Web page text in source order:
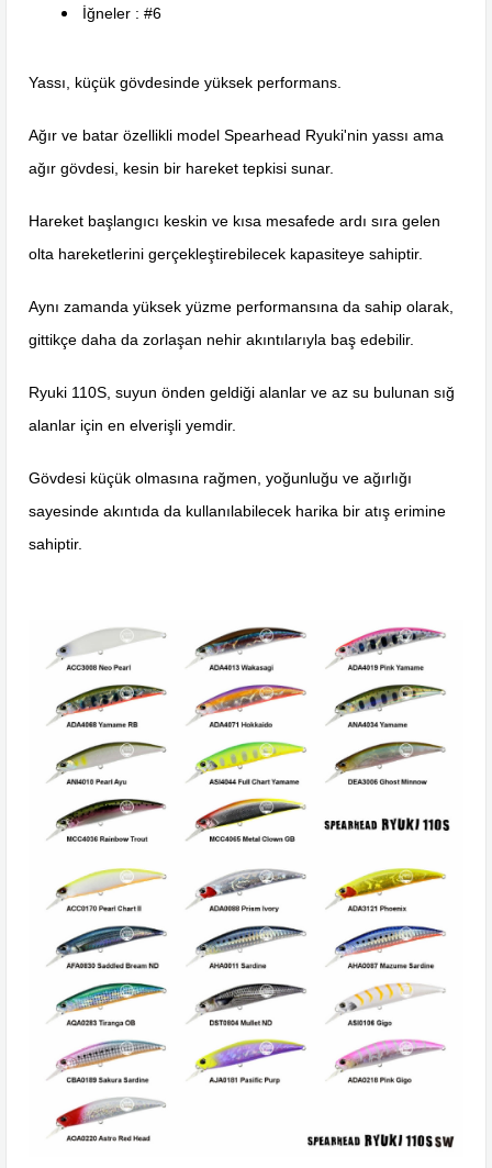
İğneler : #6
Yassı, küçük gövdesinde yüksek performans.
Ağır ve batar özellikli model Spearhead Ryuki'nin yassı ama
ağır gövdesi, kesin bir hareket tepkisi sunar.
Hareket başlangıcı keskin ve kısa mesafede ardı sıra gelen
olta hareketlerini gerçekleştirebilecek kapasiteye sahiptir.
Aynı zamanda yüksek yüzme performansına da sahip olarak,
gittikçe daha da zorlaşan nehir akıntılarıyla baş edebilir.
Ryuki 110S, suyun önden geldiği alanlar ve az su bulunan sığ
alanlar için en elverişli yemdir.
Gövdesi küçük olmasına rağmen, yoğunluğu ve ağırlığı
sayesinde akıntıda da kullanılabilecek harika bir atış erimine
sahiptir.